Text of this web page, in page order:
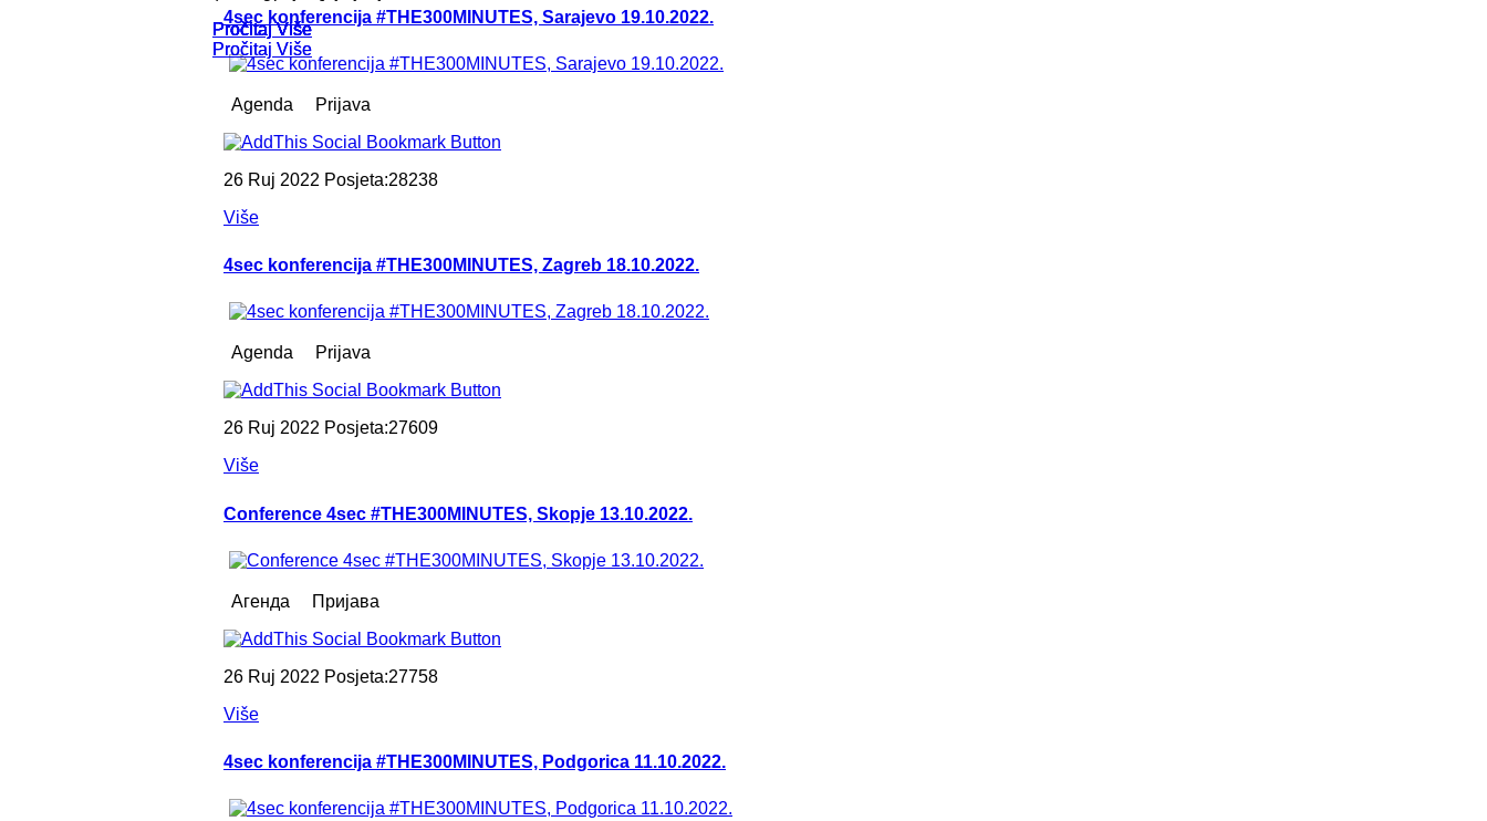
Pročitaj Više
Pročitaj Više
Pročitaj Više
Pročitaj Više
Pročitaj Više
Pročitaj Više
Pročitaj Više
Pročitaj Više
4sec konferencija #THE300MINUTES, Sarajevo 19.10.2022.
Agenda Prijava
26 Ruj 2022 Posjeta:28238
Više
4sec konferencija #THE300MINUTES, Zagreb 18.10.2022.
Agenda Prijava
26 Ruj 2022 Posjeta:27609
Više
Conference 4sec #THE300MINUTES, Skopje 13.10.2022.
Aгенда Пријава
26 Ruj 2022 Posjeta:27758
Više
4sec konferencija #THE300MINUTES, Podgorica 11.10.2022.